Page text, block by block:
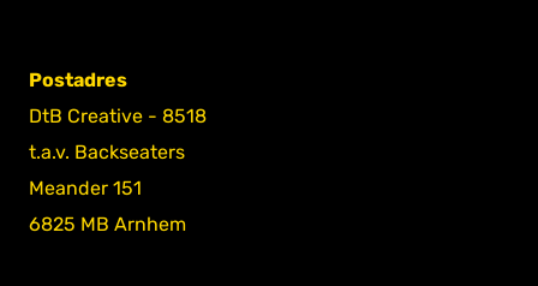
Postadres
DtB Creative - 8518
t.a.v. Backseaters
Meander 151
6825 MB Arnhem